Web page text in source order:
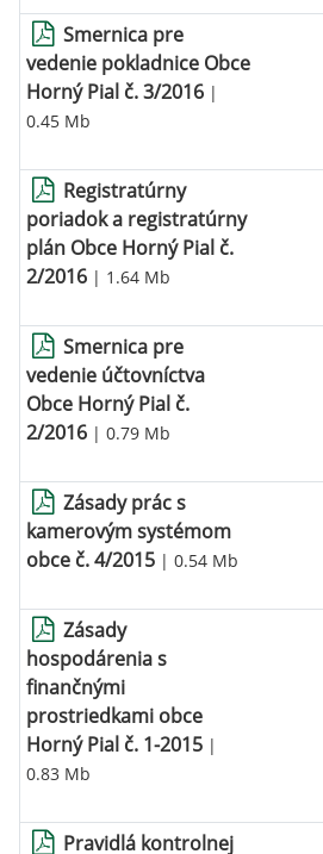
Smernica pre
vedenie pokladnice Obce
Horný Pial č. 3/2016 |
0.45 Mb
Registratúrny
poriadok a registratúrny
plán Obce Horný Pial č.
2/2016 | 1.64 Mb
Smernica pre
vedenie účtovníctva
Obce Horný Pial č.
2/2016 | 0.79 Mb
Zásady prác s
kamerovým systémom
obce č. 4/2015 | 0.54 Mb
Zásady
hospodárenia s
finančnými
prostriedkami obce
Horný Pial č. 1-2015 |
0.83 Mb
Pravidlá kontrolnej